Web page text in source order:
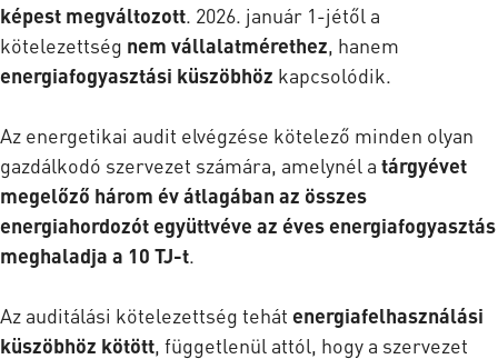
képest megváltozott. 2026. január 1-jétől a
kötelezettség nem vállalatmérethez, hanem
energiafogyasztási küszöbhöz kapcsolódik.
Az energetikai audit elvégzése kötelező minden olyan
gazdálkodó szervezet számára, amelynél a tárgyévet
megelőző három év átlagában az összes
energiahordozót együttvéve az éves energiafogyasztás
meghaladja a 10 TJ-t.
Az auditálási kötelezettség tehát energiafelhasználási
küszöbhöz kötött, függetlenül attól, hogy a szervezet